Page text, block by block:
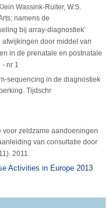
Wassink-Ruiter, W.S.
namens de
bij array-diagnostiek’
door middel van
in de prenatale en postnatale
nr 1
sequencing in de diagnostiek
Tijdschr
voor zeldzame aandoeningen
van consultatie door
2011.
Activities in Europe 2013